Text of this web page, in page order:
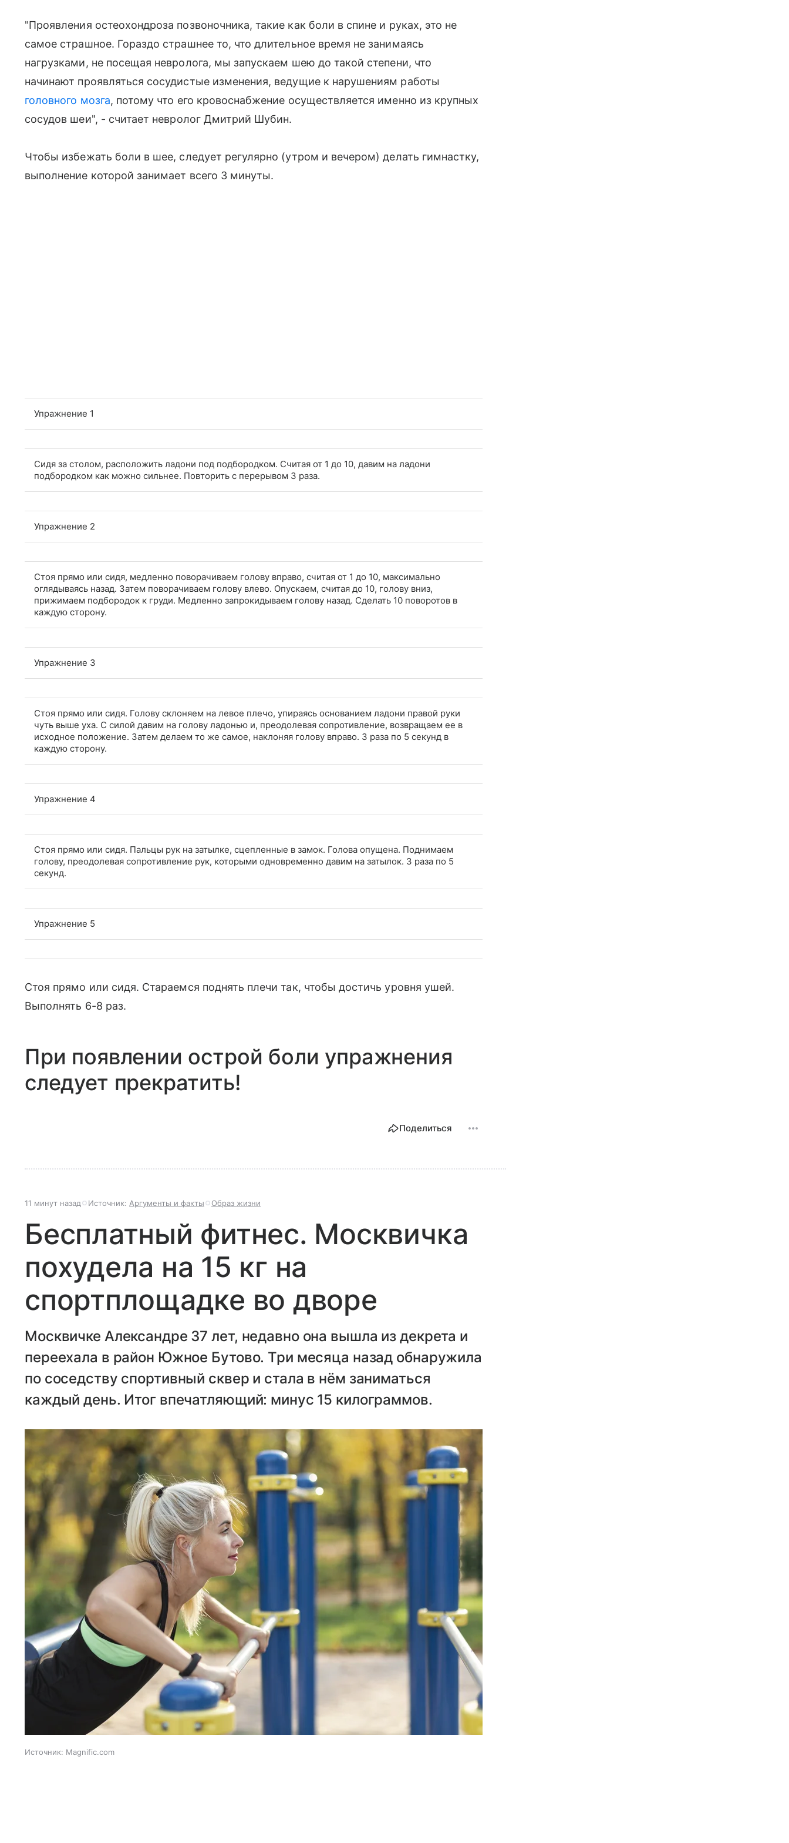
"Проявления остеохондроза позвоночника, такие как боли в спине и руках, это не
самое страшное. Гораздо страшнее то, что длительное время не занимаясь
нагрузками, не посещая невролога, мы запускаем шею до такой степени, что
начинают проявляться сосудистые изменения, ведущие к нарушениям работы
головного мозга, потому что его кровоснабжение осуществляется именно из крупных
сосудов шеи", - считает невролог Дмитрий Шубин.
Чтобы избежать боли в шее, следует регулярно (утром и вечером) делать гимнастку,
выполнение которой занимает всего 3 минуты.
Упражнение 1
Сидя за столом, расположить ладони под подбородком. Считая от 1 до 10, давим на ладони
подбородком как можно сильнее. Повторить с перерывом 3 раза.
Упражнение 2
Стоя прямо или сидя, медленно поворачиваем голову вправо, считая от 1 до 10, максимально
оглядываясь назад. Затем поворачиваем голову влево. Опускаем, считая до 10, голову вниз,
прижимаем подбородок к груди. Медленно запрокидываем голову назад. Сделать 10 поворотов в
каждую сторону.
Упражнение 3
Стоя прямо или сидя. Голову склоняем на левое плечо, упираясь основанием ладони правой руки
чуть выше уха. С силой давим на голову ладонью и, преодолевая сопротивление, возвращаем ее в
исходное положение. Затем делаем то же самое, наклоняя голову вправо. 3 раза по 5 секунд в
каждую сторону.
Упражнение 4
Стоя прямо или сидя. Пальцы рук на затылке, сцепленные в замок. Голова опущена. Поднимаем
голову, преодолевая сопротивление рук, которыми одновременно давим на затылок. 3 раза по 5
секунд.
Упражнение 5
Стоя прямо или сидя. Стараемся поднять плечи так, чтобы достичь уровня ушей.
Выполнять 6-8 раз.
При появлении острой боли упражнения
следует прекратить!
Поделиться
11 минут назад Источник: Аргументы и факты Образ жизни
Бесплатный фитнес. Москвичка
похудела на 15 кг на
спортплощадке во дворе
Москвичке Александре 37 лет, недавно она вышла из декрета и
переехала в район Южное Бутово. Три месяца назад обнаружила
по соседству спортивный сквер и стала в нём заниматься
каждый день. Итог впечатляющий: минус 15 килограммов.
Источник: Magnific.com